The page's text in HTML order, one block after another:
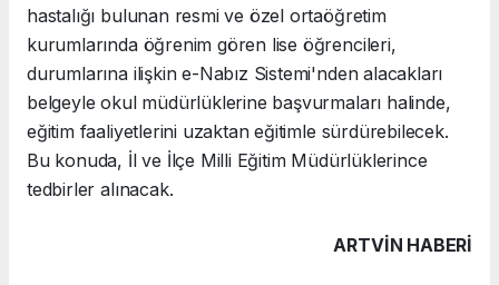
hastalığı bulunan resmi ve özel ortaöğretim
kurumlarında öğrenim gören lise öğrencileri,
durumlarına ilişkin e-Nabız Sistemi'nden alacakları
belgeyle okul müdürlüklerine başvurmaları halinde,
eğitim faaliyetlerini uzaktan eğitimle sürdürebilecek.
Bu konuda, İl ve İlçe Milli Eğitim Müdürlüklerince
tedbirler alınacak.
ARTVIN HABERİ